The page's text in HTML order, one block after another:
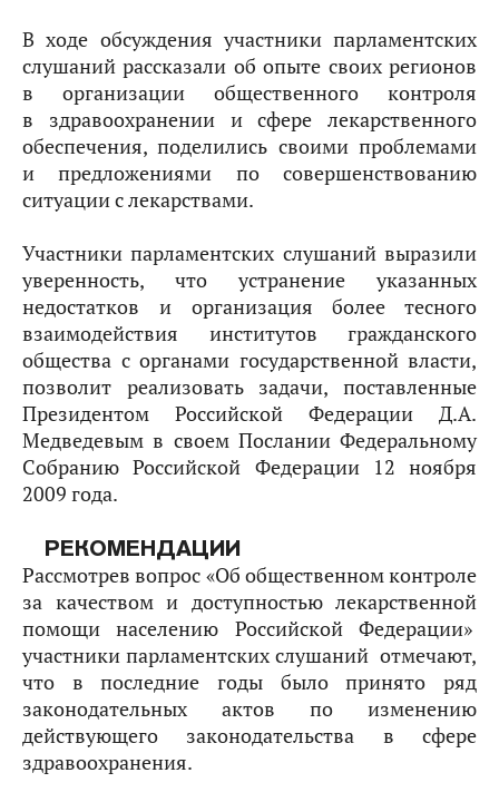
В ходе обсуждения участники парламентских
слушаний рассказали об опыте своих регионов
в организации общественного контроля
в здравоохранении и сфере лекарственного
обеспечения, поделились своими проблемами
и предложениями по совершенствованию
ситуации с лекарствами.
Участники парламентских слушаний выразили
уверенность, что устранение указанных
недостатков и организация более тесного
взаимодействия институтов гражданского
общества с органами государственной власти,
позволит реализовать задачи, поставленные
Президентом Российской Федерации Д.А.
Медведевым в своем Послании Федеральному
Собранию Российской Федерации 12 ноября
2009 года.
РЕКОМЕНДАЦИИ
Рассмотрев вопрос «Об общественном контроле
за качеством и доступностью лекарственной
помощи населению Российской Федерации»
участники парламентских слушаний отмечают,
что в последние годы было принято ряд
законодательных актов по изменению
действующего законодательства в сфере
здравоохранения.